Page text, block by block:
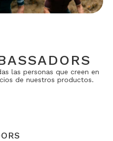
las personas que creen en
de nuestros productos.